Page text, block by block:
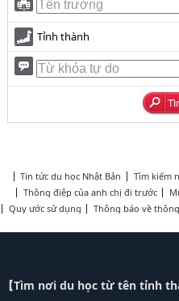
Tỉnh thành
Tin tức du học Nhật Bản Tìm kiếm
Thông điệp của anh chị đi trước
Quy ước sử dụng
Thông báo về
【Tìm nơi du học từ tên tỉnh